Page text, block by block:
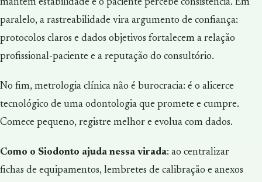
paralelo, a rastreabilidade vira argumento de confiança:
protocolos claros e dados objetivos fortalecem a relação
profissional-paciente e a reputação do consultório.
No fim, metrologia clínica não é burocracia: é o alicerce
tecnológico de uma odontologia que promete e cumpre.
Comece pequeno, registre melhor e evolua com dados.
Como o Siodonto ajuda nessa virada: ao centralizar
fichas de equipamentos, lembretes de calibração e anexos